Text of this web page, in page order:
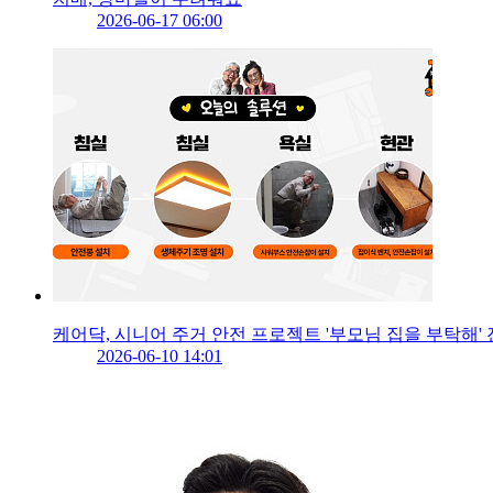
2026-06-17 06:00
케어닥, 시니어 주거 안전 프로젝트 '부모님 집을 부탁해'
2026-06-10 14:01